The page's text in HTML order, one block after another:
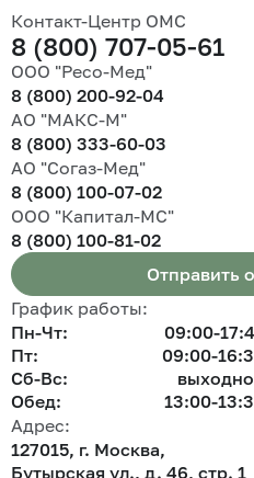
Контакт-Центр ОМС
8 (800) 707-05-61
ООО "Ресо-Мед"
8 (800) 200-92-04
АО "МАКС-М"
8 (800) 333-60-03
АО "Согаз-Мед"
8 (800) 100-07-02
ООО "Капитал-МС"
8 (800) 100-81-02
Отправить
График работы:
Пн-Чт:
09:00-
Пт:
09:00-
Сб-Вс:
Обед:
13:00-
Адрес:
127015, г. Москва,
Бутырская ул., д. 46, стр. 1